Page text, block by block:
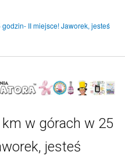
II miejsce! Jaworek, jesteś
km w górach w 25
jesteś